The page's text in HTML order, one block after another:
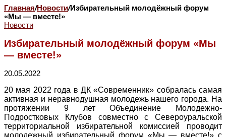
Главная/Новости/Избирательный молодёжный форум
«Мы — вместе!»
Новости
Избирательный молодёжный форум «Мы
— вместе!»
20.05.2022
20 мая 2022 года в ДК «Современник» собралась самая
активная и неравнодушная молодежь нашего города. На
протяжении 9 лет Объединение Молодежно-
Подростковых Клубов совместно с Североуральской
территориальной избирательной комиссией проводит